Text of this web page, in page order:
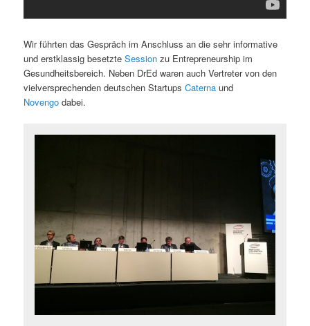
Wir führten das Gespräch im Anschluss an die sehr informative
und erstklassig besetzteSession zu Entrepreneurship im
Gesundheitsbereich. Neben DrEd waren auch Vertreter von den
vielversprechenden deutschen StartupsCaterna und
Novengo dabei.